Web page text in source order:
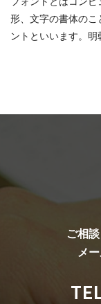
形、文字の書体のこ
ントといいます。
ご相
メ